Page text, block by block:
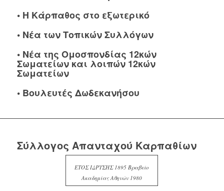
• Η Κάρπαθος στο εξωτερικό
• Νέα των Τοπικών Συλλόγων
• Νέα της Ομοσπονδίας 12κών
Σωματείων και λοιπών 12κών
Σωματείων
• Βουλευτές Δωδεκανήσου
Σύλλογος Απανταχού Καρπαθίων
ΕΤΟΣ ΙΔΡΥΣΗΣ 1895 Βραβείο
Ακαδημίας Αθηνών 1980